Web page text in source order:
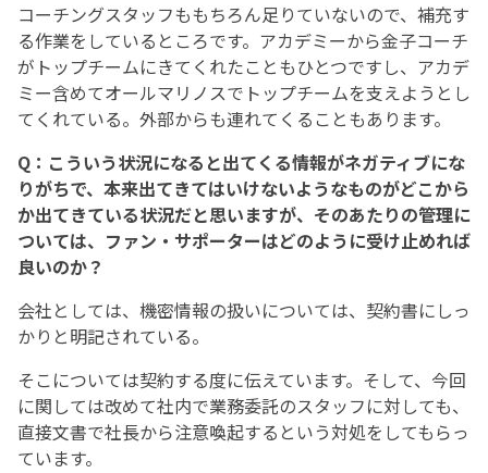
コーチングスタッフももちろん足りていないので、補充す
る作業をしているところです。アカデミーから金子コーチ
がトップチームにきてくれたこともひとつですし、アカデ
ミー含めてオールマリノスでトップチームを支えようとし
てくれている。外部からも連れてくることもあります。
Q：こういう状況になると出てくる情報がネガティブにな
りがちで、本来出てきてはいけないようなものがどこから
か出てきている状況だと思いますが、そのあたりの管理に
ついては、ファン・サポーターはどのように受け止めれば
良いのか？
会社としては、機密情報の扱いについては、契約書にしっ
かりと明記されている。
そこについては契約する度に伝えています。そして、今回
に関しては改めて社内で業務委託のスタッフに対しても、
直接文書で社長から注意喚起するという対処をしてもらっ
ています。